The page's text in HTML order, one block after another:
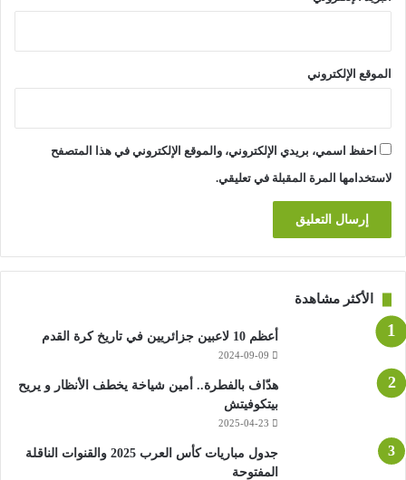
الموقع الإلكتروني
احفظ اسمي، بريدي الإلكتروني، والموقع الإلكتروني في هذا المتصفح
لاستخدامها المرة المقبلة في تعليقي.
الأكثر مشاهدة
أعظم 10 لاعبين جزائريين في تاريخ كرة القدم
2024-09-09
هدّاف بالفطرة.. أمين شياخة يخطف الأنظار و يريح
بيتكوفيتش
2025-04-23
جدول مباريات كأس العرب 2025 والقنوات الناقلة
المفتوحة